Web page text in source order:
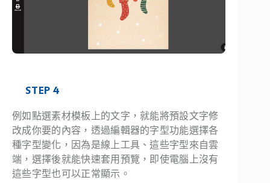
STEP 4
例如點選素材模板上的文字，就能將預設文字修
改成你要的內容，透過編輯器的字型功能選擇各
種字型變化，因為是線上工具、這些字型來自雲
端，選擇後就能快速套用預覽，即使電腦上沒有
這些字型也可以正常顯示。